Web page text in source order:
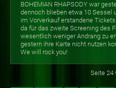
BOHEMIAN RHAPSODY war
dennoch blieben etwa 10 Sessel
im Vorverkauf erstandene
da für das zweite Screening des
wesentlich weniger Andrang zu
gestern ihre Karte nicht nutzen
We will rock you!
Seite 24